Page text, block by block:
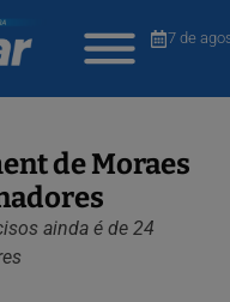
7 de
de Moraes
ainda é de 24